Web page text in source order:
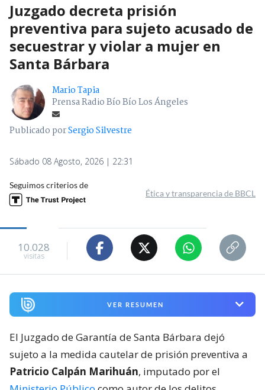
Juzgado decreta prisión
preventiva para sujeto acusado de
secuestrar y violar a mujer en
Santa Bárbara
Mario Tapia
Prensa Radio Bío Bío Los Ángeles
Publicado porSergio Silvestre
Sábado 08 Agosto, 2026 | 22:31
Seguimos criterios de
Ética y transparencia de BBCL
10.028
visitas
VER RESUMEN
El Juzgado de Garantía de Santa Bárbara dejó
sujeto a la medida cautelar de prisión preventiva a
Patricio Calpán Marihuán, imputado por el